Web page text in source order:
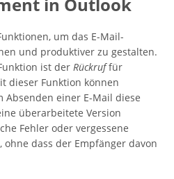
um das E-Mail-
und produktiver zu gestalten.
ist der Rückruffür
dieser Funktion können
einer E-Mail diese
überarbeitete Version
Fehler oder vergessene
dass der Empfänger davon